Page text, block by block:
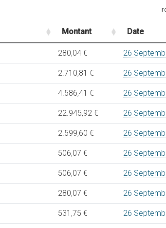
Montant Date
280,04 € 26
2.710,81 € 26
4.586,41 € 26
22.945,92 € 26
2.599,60 € 26
506,07 € 26
506,07 € 26
280,07 € 26
531,75 € 26